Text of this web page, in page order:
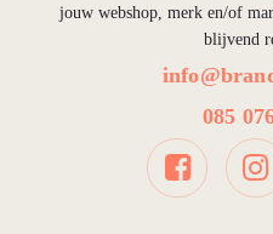
jouw webshop, merk en/of
blijvend
085